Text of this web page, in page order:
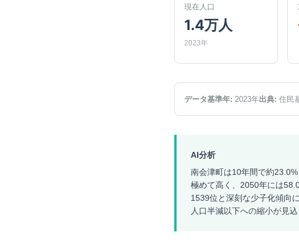
現在人口
1.4万人
2023年
データ基準年: 2023年出典: 住民
AI分析
南会津町は10年間で約
極めて高く、2050年には
1539位と深刻な少子化傾向
人口半減以下への縮小が見込